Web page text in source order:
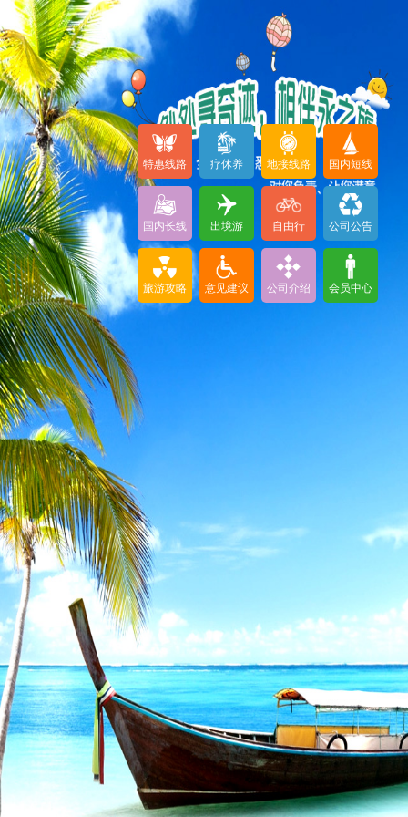
特惠线路 疗休养 地接线路 国内短线
国内长线 出境游 自由行 公司公告
旅游攻略 意见建议 公司介绍 会员中心